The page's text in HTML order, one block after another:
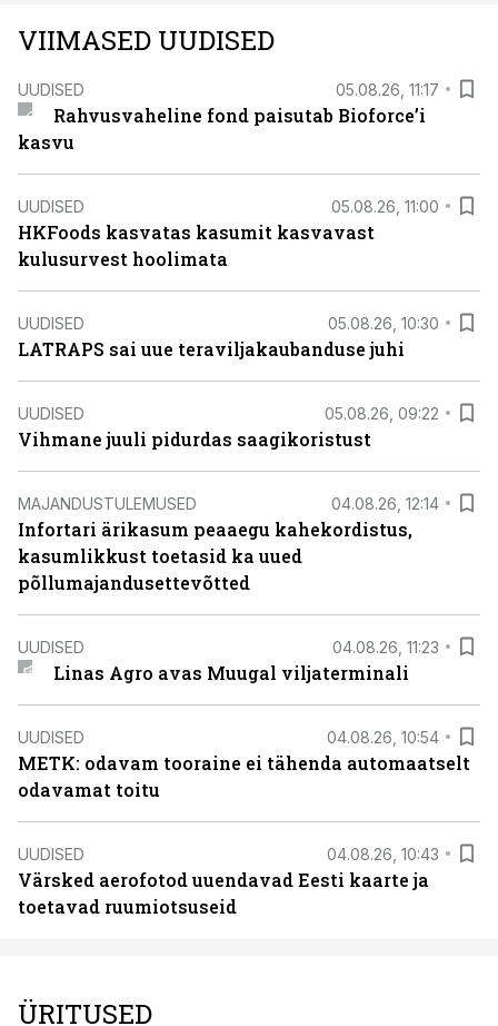
VIIMASED UUDISED
UUDISED 05.08.26, 11:17
Rahvusvaheline fond paisutab Bioforce’i
kasvu
UUDISED 05.08.26, 11:00
HKFoods kasvatas kasumit kasvavast
kulusurvest hoolimata
UUDISED 05.08.26, 10:30
LATRAPS sai uue teraviljakaubanduse juhi
UUDISED 05.08.26, 09:22
Vihmane juuli pidurdas saagikoristust
MAJANDUSTULEMUSED 04.08.26, 12:14
Infortari ärikasum peaaegu kahekordistus,
kasumlikkust toetasid ka uued
põllumajandusettevõtted
UUDISED 04.08.26, 11:23
Linas Agro avas Muugal viljaterminali
UUDISED 04.08.26, 10:54
METK: odavam tooraine ei tähenda automaatselt
odavamat toitu
UUDISED 04.08.26, 10:43
Värsked aerofotod uuendavad Eesti kaarte ja
toetavad ruumiotsuseid
ÜRITUSED